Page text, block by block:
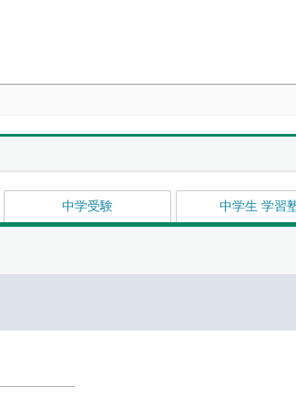
中学受験 中学生 学習